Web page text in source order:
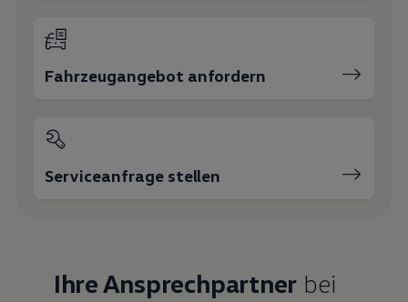
Fahrzeugangebot anfordern
Serviceanfrage stellen
Ihre Ansprechpartner bei